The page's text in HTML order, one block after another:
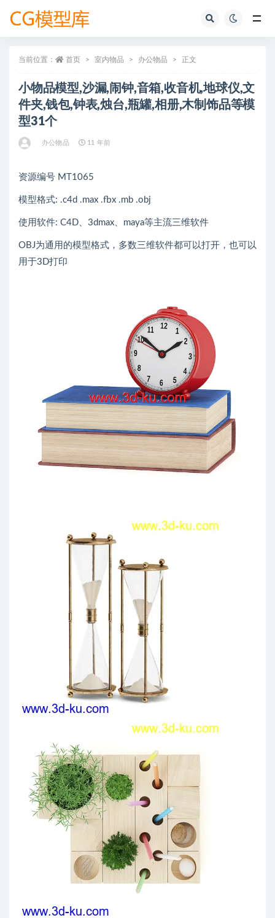
当前位置： 首页 室内物品 办公物品 正文
小物品模型,沙漏,闹钟,音箱,收音机,地球仪,文
件夹,钱包,钟表,烛台,瓶罐,相册,木制饰品等模
型31个
办公物品 11 年前
资源编号 MT1065
模型格式: .c4d .max .fbx .mb .obj
使用软件: C4D、3dmax、maya等主流三维软件
OBJ为通用的模型格式，多数三维软件都可以打开，也可以
用于3D打印